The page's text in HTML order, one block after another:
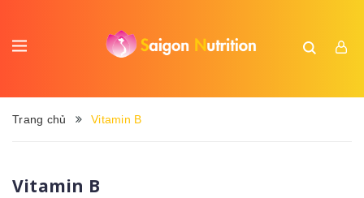
Trang chủ Vitamin B
Vitamin B